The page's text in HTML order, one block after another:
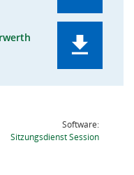
Software:
SitzungsdienstSession(Wird in